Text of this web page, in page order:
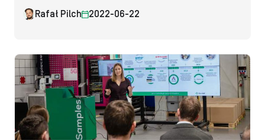
Rafał Pilch 2022-06-22